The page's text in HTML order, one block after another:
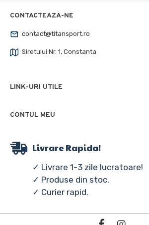
CONTACTEAZA-NE
contact@titansport.ro
Siretului Nr. 1, Constanta
LINK-URI UTILE
CONTUL MEU
Livrare Rapida!
✓ Livrare 1-3 zile lucratoare!
✓ Produse din stoc.
✓ Curier rapid.